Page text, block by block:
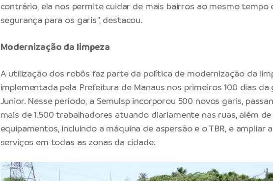
contrário, ela nos permite cuidar de mais bairros ao mesmo tempo
segurança para os garis”, destacou.
Modernização da limpeza
A utilização dos robôs faz parte da política de modernização da
implementada pela Prefeitura de Manaus nos primeiros 100 dias
Junior. Nesse período, a Semulsp incorporou 500 novos garis,
mais de 1.500 trabalhadores atuando diariamente nas ruas, além
equipamentos, incluindo a máquina de aspersão e o TBR, e ampliar
serviços em todas as zonas da cidade.